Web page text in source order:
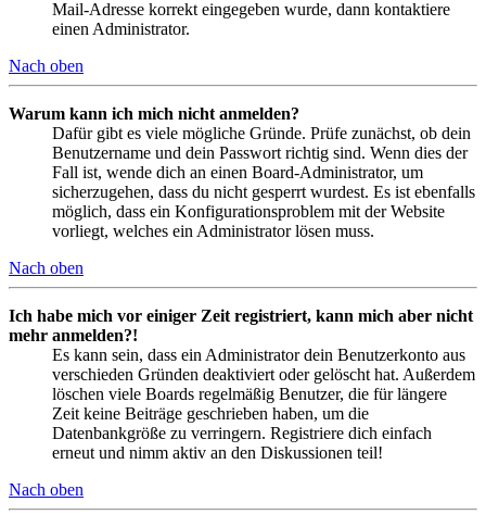
Mail-Adresse korrekt eingegeben wurde, dann kontaktiere
einen Administrator.
Nach oben
Warum kann ich mich nicht anmelden?
Dafür gibt es viele mögliche Gründe. Prüfe zunächst, ob dein
Benutzername und dein Passwort richtig sind. Wenn dies der
Fall ist, wende dich an einen Board-Administrator, um
sicherzugehen, dass du nicht gesperrt wurdest. Es ist ebenfalls
möglich, dass ein Konfigurationsproblem mit der Website
vorliegt, welches ein Administrator lösen muss.
Nach oben
Ich habe mich vor einiger Zeit registriert, kann mich aber nicht
mehr anmelden?!
Es kann sein, dass ein Administrator dein Benutzerkonto aus
verschieden Gründen deaktiviert oder gelöscht hat. Außerdem
löschen viele Boards regelmäßig Benutzer, die für längere
Zeit keine Beiträge geschrieben haben, um die
Datenbankgröße zu verringern. Registriere dich einfach
erneut und nimm aktiv an den Diskussionen teil!
Nach oben